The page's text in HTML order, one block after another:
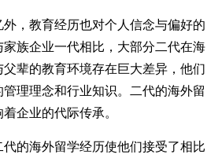
，教育经历也对个人信念与偏好的
族企业一代相比，大部分二代在海
辈的教育环境存在巨大差异，他们
理理念和行业知识。二代的海外留
企业的代际传承。
的海外留学经历使他们接受了相比